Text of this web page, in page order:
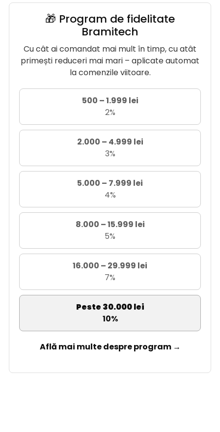
🎁 Program de fidelitate
Bramitech
Cu cât ai comandat mai mult în timp, cu atât
primești reduceri mai mari – aplicate automat
la comenzile viitoare.
500 – 1.999 lei
2%
2.000 – 4.999 lei
3%
5.000 – 7.999 lei
4%
8.000 – 15.999 lei
5%
16.000 – 29.999 lei
7%
Peste 30.000 lei
10%
Află mai multe despre program →